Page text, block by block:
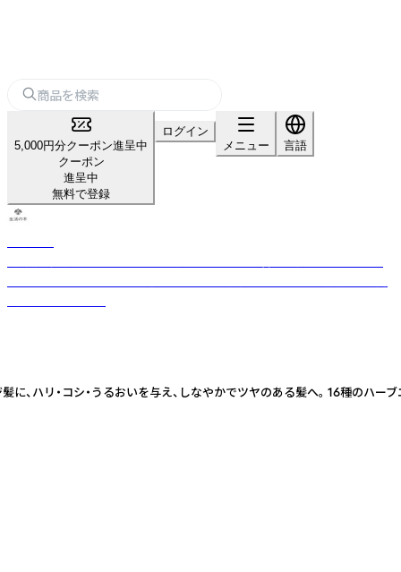
5,000円分クーポン進呈中
クーポン
進呈中
無料で登録
ログイン
メニュー
言語
・コシ・うるおいを与え、しなやかでツヤのある髪へ。 16種のハ